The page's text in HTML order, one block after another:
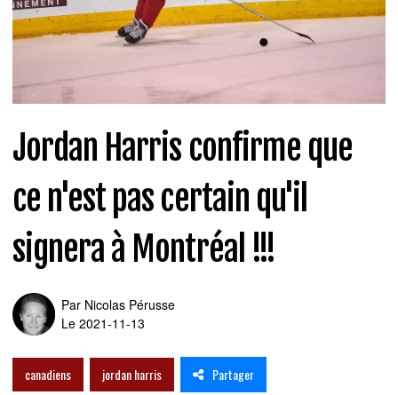
Jordan Harris confirme que
ce n'est pas certain qu'il
signera à Montréal !!!
Par Nicolas Pérusse
Le 2021-11-13
canadiens jordan harris Partager